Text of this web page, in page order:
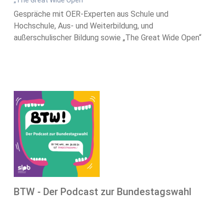
Gespräche mit OER-Experten aus Schule und
Hochschule, Aus- und Weiterbildung, und
außerschulischer Bildung sowie „The Great Wide Open“
BTW - Der Podcast zur Bundestagswahl